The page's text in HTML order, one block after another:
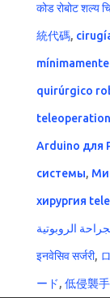
कोड रोबोट शल्य
統代碼,
quirúrgico
Arduino для
системы,
хирургия
الروبوتية
इनवेसिव सर्जरी,
ード, 低侵襲